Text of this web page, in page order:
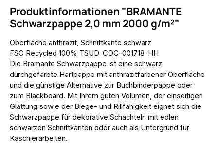
Produktinformationen "BRAMANTE
Schwarzpappe 2,0 mm 2000 g/m²"
Oberfläche anthrazit, Schnittkante schwarz
FSC Recycled 100% TSUD-COC-001718-HH
Die Bramante Schwarzpappe ist eine schwarz
durchgefärbte Hartpappe mit anthrazitfarbener Oberfläche
und die günstige Alternative zur Buchbinderpappe oder
zum Blackboard. Mit Ihrem guten Volumen, der einseitigen
Glättung sowie der Biege- und Rillfähigkeit eignet sich die
Schwarzpappe für dekorative Schachteln mit edlen
schwarzen Schnittkanten oder auch als Untergrund für
Kaschierarbeiten.